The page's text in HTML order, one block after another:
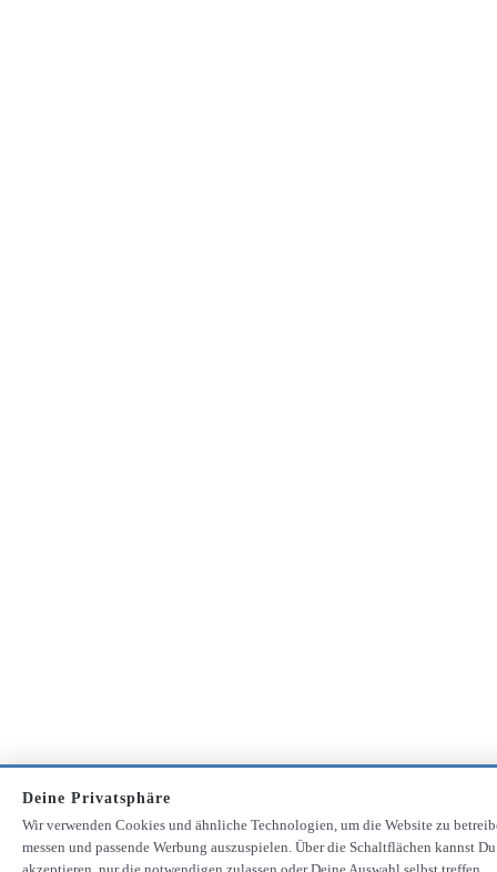
Deine Privatsphäre
Wir verwenden Cookies und ähnliche Technologien, um die Website zu
messen und passende Werbung auszuspielen. Über die Schaltflächen kannst